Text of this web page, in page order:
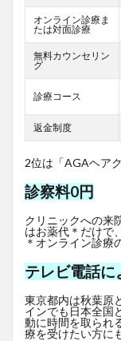
オンライン診療ま
たは対面診療
無料カウンセリン
グ
診療コース
返金制度
2位は「AGAヘア
診察料0円
クリニックへの来
はお薬代＊だけで
＊オンライン診療
テレビ電話に
東京都内は秋葉原
インでも日本全国
動に時間を取られ
療を受けたい方に